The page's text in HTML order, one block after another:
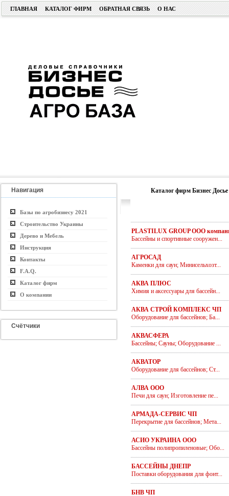
ГЛАВНАЯ КАТАЛОГ ФИРМ ОБРАТНАЯ СВЯЗЬ О НАС
Навигация
Базы по агробизнесу 2021
Строительство Украины
Дерево и Мебель
Инструкция
Контакты
F.A.Q.
Каталог фирм
О компании
Счётчики
Каталог фирм Бизнес Досье
PLASTILUX GROUP ООО
Бассейны и спортивные сооружен...
АГРОСАД
Каменки для саун; Минисельхозт...
АКВА ПЛЮС
Химия и аксессуары для бассейн...
АКВА СТРОЙ КОМПЛЕКС ЧП
Оборудование для бассейнов; Ба...
АКВАСФЕРА
Бассейны; Сауны; Оборудование ...
АКВАТОР
Оборудование для бассейнов; Ст...
АЛВА ООО
Печи для саун; Изготовление пе...
АРМАДА-СЕРВИС ЧП
Перекрытие для бассейнов; Мета...
АСИО УКРАИНА ООО
Бассейны полипропиленовые; Обо...
БАССЕЙНЫ ДНЕПР
Поставки оборудования для фонт...
БНВ ЧП